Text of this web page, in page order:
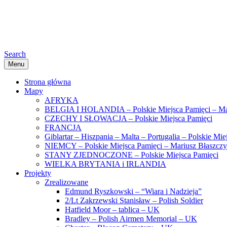
Search
Menu
Strona główna
Mapy
AFRYKA
BELGIA I HOLANDIA – Polskie Miejsca Pamięci –
CZECHY I SŁOWACJA – Polskie Miejsca Pamięci
FRANCJA
Giblartar – Hiszpania – Malta – Portugalia – Polskie
NIEMCY – Polskie Miejsca Pamięci – Mariusz
STANY ZJEDNOCZONE – Polskie Miejsca Pamięci
WIELKA BRYTANIA i IRLANDIA
Projekty
Zrealizowane
Edmund Ryszkowski – “Wiara i Nadzieja”
2/Lt Zakrzewski Stanisław – Polish Soldier
Hatfield Moor – tablica – UK
Bradley – Polish Airmen Memorial – UK